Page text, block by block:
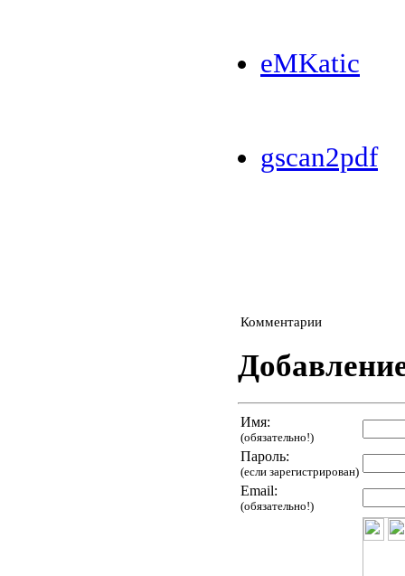
eMKatic
gscan2pdf
Комментарии
Имя:
(обязательно!)
Пароль:
(если зарегистрирован)
Email:
(обязательно!)